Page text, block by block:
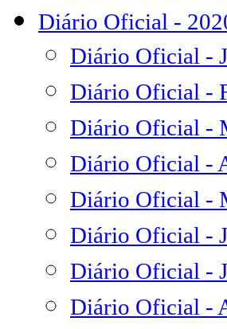
Diário Oficial -
Diário Oficial -
Diário Oficial -
Diário Oficial -
Diário Oficial -
Diário Oficial -
Diário Oficial -
Diário Oficial -
Diário Oficial -